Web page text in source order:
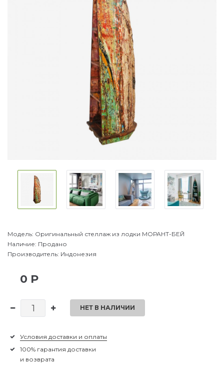
Модель: Оригинальный стеллаж из лодки МОРАНТ-БЕЙ
Наличие: Продано
Производитель: Индонезия
0 Р
НЕТ В НАЛИЧИИ
Условия доставки и оплаты
100% гарантия доставки
и возврата